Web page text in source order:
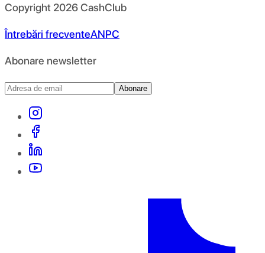
Copyright 2026CashClub
Întrebări frecventeANPC
Abonare newsletter
Abonare